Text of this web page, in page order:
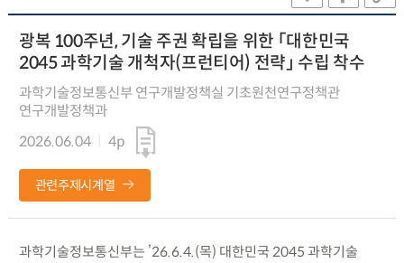
광복 100주년, 기술 주권 확립을 위한 「대한민국
2045 과학기술 개척자(프런티어) 전략」 수립 착수
과학기술정보통신부 연구개발정책실 기초원천연구정책관
연구개발정책과
2026.06.04
4p
관련주제시계열
과학기술정보통신부는 ’26.6.4.(목) 대한민국 2045 과학기술